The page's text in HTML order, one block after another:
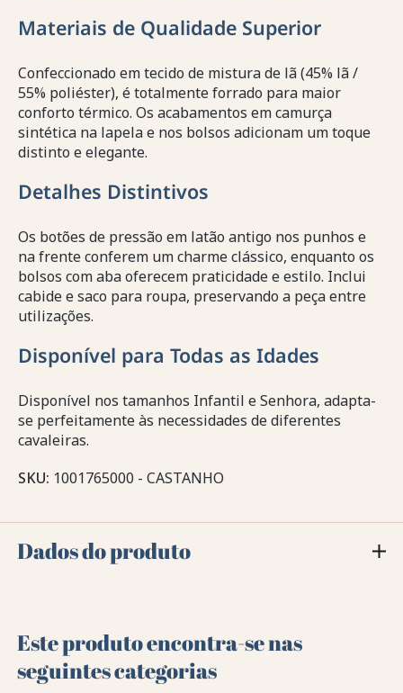
Materiais de Qualidade Superior
Confeccionado em tecido de mistura de lã (45% lã /
55% poliéster), é totalmente forrado para maior
conforto térmico. Os acabamentos em camurça
sintética na lapela e nos bolsos adicionam um toque
distinto e elegante.
Detalhes Distintivos
Os botões de pressão em latão antigo nos punhos e
na frente conferem um charme clássico, enquanto os
bolsos com aba oferecem praticidade e estilo. Inclui
cabide e saco para roupa, preservando a peça entre
utilizações.
Disponível para Todas as Idades
Disponível nos tamanhos Infantil e Senhora, adapta-
se perfeitamente às necessidades de diferentes
cavaleiras.
SKU: 1001765000 - CASTANHO
Dados do produto
Este produto encontra-se nas
seguintes categorias